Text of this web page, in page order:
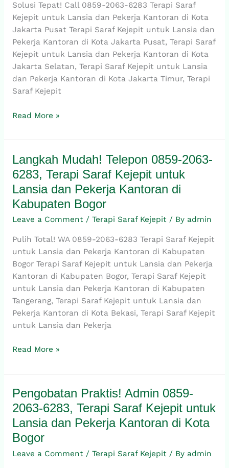
Solusi Tepat! Call 0859-2063-6283 Terapi Saraf
Kejepit untuk Lansia dan Pekerja Kantoran di Kota
Jakarta Pusat Terapi Saraf Kejepit untuk Lansia dan
Pekerja Kantoran di Kota Jakarta Pusat, Terapi Saraf
Kejepit untuk Lansia dan Pekerja Kantoran di Kota
Jakarta Selatan, Terapi Saraf Kejepit untuk Lansia
dan Pekerja Kantoran di Kota Jakarta Timur, Terapi
Saraf Kejepit
Saraf
Kejepit
untuk
Lansia
dan
Pekerja
Kantoran
di
Jakarta
Read More »
Langkah Mudah! Telepon 0859-2063-
6283, Terapi Saraf Kejepit untuk
Lansia dan Pekerja Kantoran di
Kabupaten Bogor
Leave a Comment / Terapi Saraf Kejepit / By admin
Pulih Total! WA 0859-2063-6283 Terapi Saraf Kejepit
untuk Lansia dan Pekerja Kantoran di Kabupaten
Bogor Terapi Saraf Kejepit untuk Lansia dan Pekerja
Kantoran di Kabupaten Bogor, Terapi Saraf Kejepit
untuk Lansia dan Pekerja Kantoran di Kabupaten
Tangerang, Terapi Saraf Kejepit untuk Lansia dan
Pekerja Kantoran di Kota Bekasi, Terapi Saraf Kejepit
untuk Lansia dan Pekerja
Langkah
Mudah!
Telepon
0859-
2063-
6283,
Saraf
Kejepit
untuk
Lansia
dan
Pekerja
Kantoran
di
Bogor
Read More »
Pengobatan Praktis! Admin 0859-
2063-6283, Terapi Saraf Kejepit untuk
Lansia dan Pekerja Kantoran di Kota
Bogor
Leave a Comment / Terapi Saraf Kejepit / By admin
Pengobatan
Praktis!
Admin
0859-
2063-
6283,